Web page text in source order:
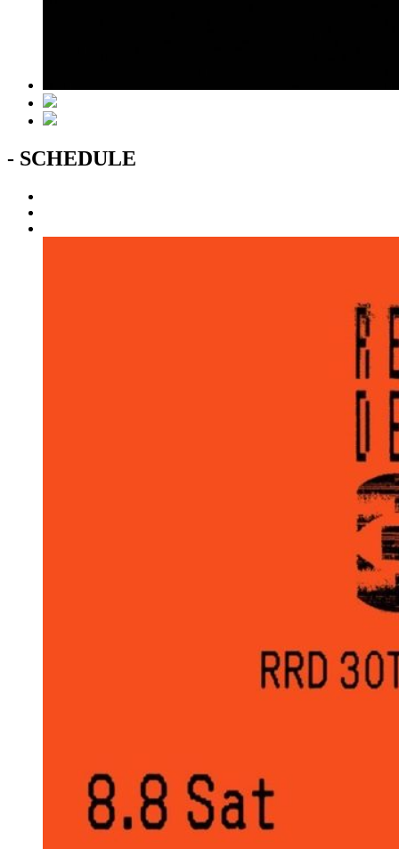
- SCHEDULE